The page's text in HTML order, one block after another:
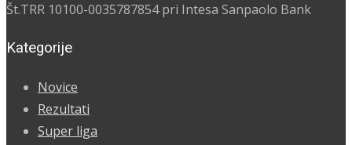
Št.TRR 10100-0035787854 pri Intesa Sanpaolo Bank
Kategorije
Novice
Rezultati
Super liga